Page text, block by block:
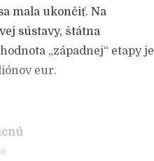
mala ukončiť. Na
sústavy, štátna
„západnej“ etapy je
eur.